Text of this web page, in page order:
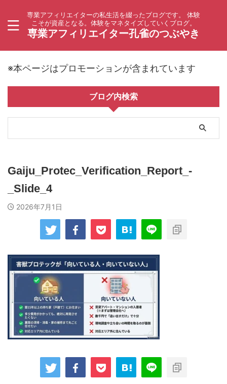
専業アフィリエイターの私生活を綴ったブログです。 体験
こそが資産となる。体験をマネタイズしていくブログ。
専業アフィリエイター孔雀のつぶやき
※本ページはプロモーションが含まれています
ブログ内検索
Gaiju_Protec_Verification_Report_-
_Slide_4
2026年7月1日